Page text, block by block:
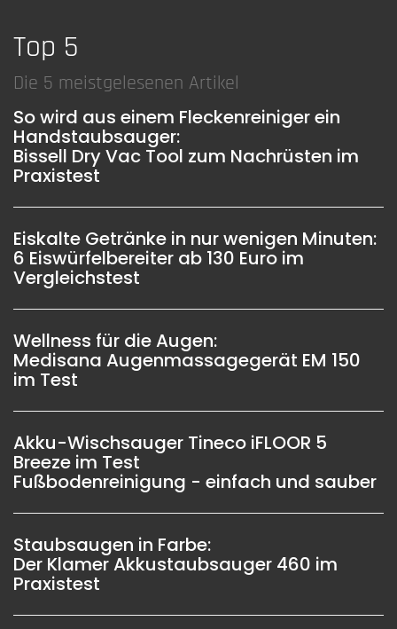
Top 5
Die 5 meistgelesenen Artikel
So wird aus einem Fleckenreiniger ein
Handstaubsauger:
Bissell Dry Vac Tool zum Nachrüsten im
Praxistest
Eiskalte Getränke in nur wenigen Minuten:
6 Eiswürfelbereiter ab 130 Euro im
Vergleichstest
Wellness für die Augen:
Medisana Augenmassagegerät EM 150
im Test
Akku-Wischsauger Tineco iFLOOR 5
Breeze im Test
Fußbodenreinigung - einfach und sauber
Staubsaugen in Farbe:
Der Klamer Akkustaubsauger 460 im
Praxistest